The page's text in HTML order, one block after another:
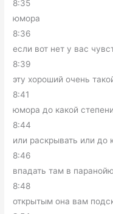
8:35
юмора
8:36
если вот нет у вас
8:39
эту хороший очень
8:41
юмора до какой
8:44
или раскрывать или до
8:46
впадать там в
8:48
открытым она вам